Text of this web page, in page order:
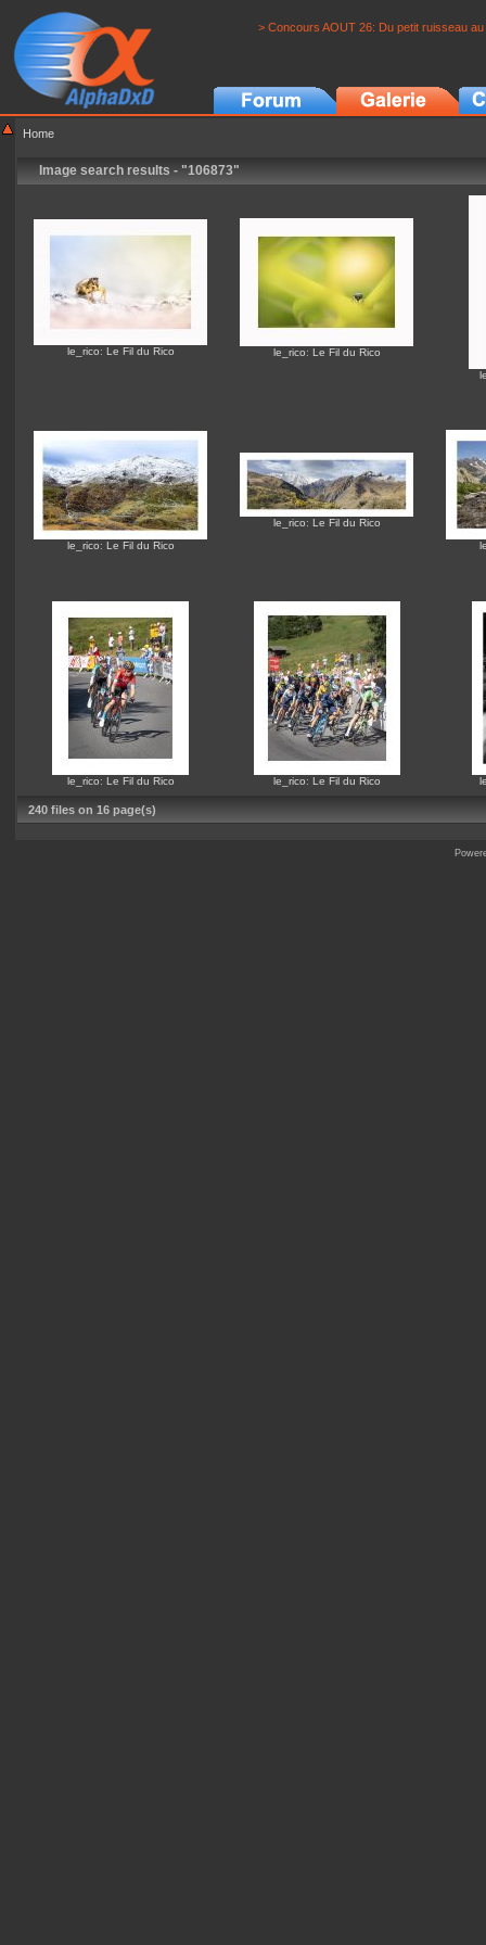
> Concours AOUT 26: Du petit ruisseau
Home
Image search results - "106873"
le_rico: Le Fil du Rico le_rico: Le Fil du Rico
le_rico: Le Fil du Rico
le_rico: Le Fil du Rico
le_rico: Le Fil du Rico le_rico: Le Fil du Rico
240 files on 16 page(s)